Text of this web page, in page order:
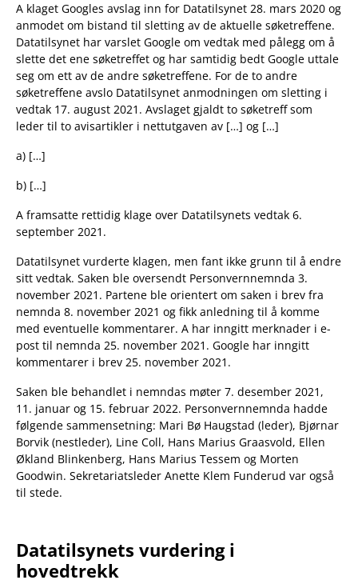
A klaget Googles avslag inn for Datatilsynet 28. mars 2020 og
anmodet om bistand til sletting av de aktuelle søketreffene.
Datatilsynet har varslet Google om vedtak med pålegg om å
slette det ene søketreffet og har samtidig bedt Google uttale
seg om ett av de andre søketreffene. For de to andre
søketreffene avslo Datatilsynet anmodningen om sletting i
vedtak 17. august 2021. Avslaget gjaldt to søketreff som
leder til to avisartikler i nettutgaven av […] og […]
a) […]
b) […]
A framsatte rettidig klage over Datatilsynets vedtak 6.
september 2021.
Datatilsynet vurderte klagen, men fant ikke grunn til å endre
sitt vedtak. Saken ble oversendt Personvernnemnda 3.
november 2021. Partene ble orientert om saken i brev fra
nemnda 8. november 2021 og fikk anledning til å komme
med eventuelle kommentarer. A har inngitt merknader i e-
post til nemnda 25. november 2021. Google har inngitt
kommentarer i brev 25. november 2021.
Saken ble behandlet i nemndas møter 7. desember 2021,
11. januar og 15. februar 2022. Personvernnemnda hadde
følgende sammensetning: Mari Bø Haugstad (leder), Bjørnar
Borvik (nestleder), Line Coll, Hans Marius Graasvold, Ellen
Økland Blinkenberg, Hans Marius Tessem og Morten
Goodwin. Sekretariatsleder Anette Klem Funderud var også
til stede.
Datatilsynets vurdering i
hovedtrekk